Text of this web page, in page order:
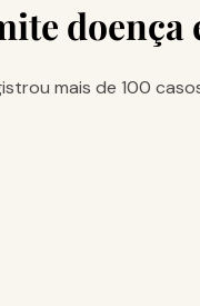
doença
mais de 100